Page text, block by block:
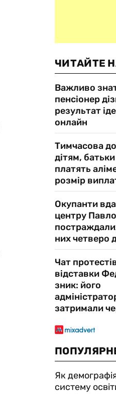
ЧИТАЙТЕ
Важливо
пенсіонер
результат
онлайн
Тимчасова
дітям,
платять
розмір
Окупанти
центру
них четверо
Чат
відставки
зник: його
затримали
Як
систему